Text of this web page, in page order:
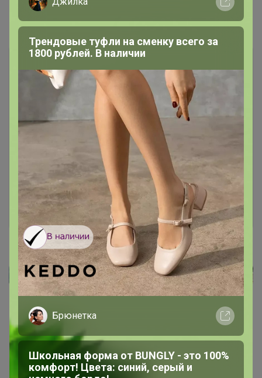
Чтобы ответить или задать вопрос
необходимо авторизоваться на сайте
Это займет меньше минуты
Войти Зарегистрироваться
Реклама
Как здесь все устроено?
Как сделать заказ?
Как получить?
Трендовые туфли на сменку всего за
1800 рублей. В наличии
Брюнетка
Школьная форма от BUNGLY - это 100%
комфорт! Цвета: синий, серый и